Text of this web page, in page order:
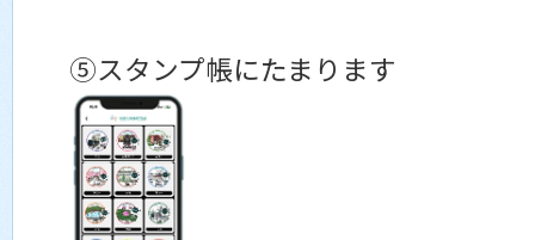
⑤スタンプ帳にたまります